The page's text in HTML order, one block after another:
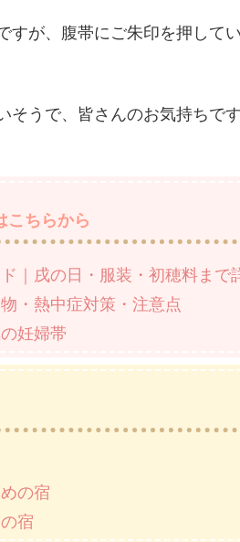
すが、腹帯にご朱印を押して
そうで、皆さんのお気持ちで
こちらから
｜戌の日・服装・初穂料まで
・熱中症対策・注意点
妊婦帯
の宿
宿